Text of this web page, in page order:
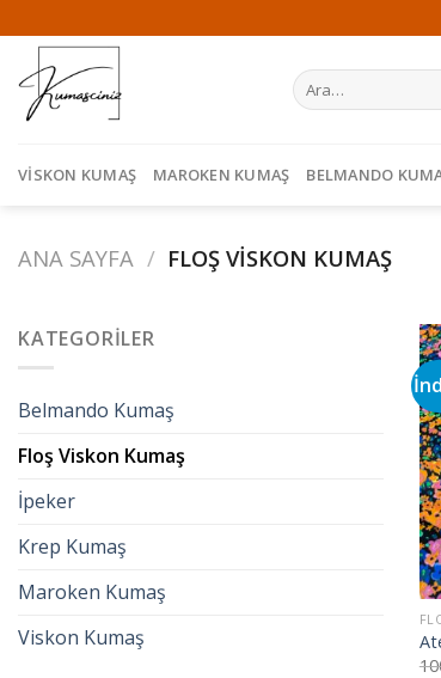
to
content
Ara:
VISKON KUMAŞ MAROKEN KUMAŞ BELMANDO
ANA SAYFA / FLOŞ VISKON KUMAŞ
KATEGORILER
Belmando Kumaş
Floş Viskon Kumaş
İpeker
Krep Kumaş
Maroken Kumaş
Viskon Kumaş